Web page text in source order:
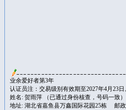
业余爱好者第3年
认证员注：交易级别有效期至2027年4月23日
姓名: 贺雨萍 （已通过身份核查，号码一致）
地址: 湖北省嘉鱼县万鑫国际花园25栋 邮政